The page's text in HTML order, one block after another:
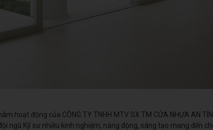
hoạt động của CÔNG TY TNHH MTV SX TM CỬA NHỰA
ngũ Kỹ sư nhiều kinh nghiệm, năng động, sáng tạo mang đến